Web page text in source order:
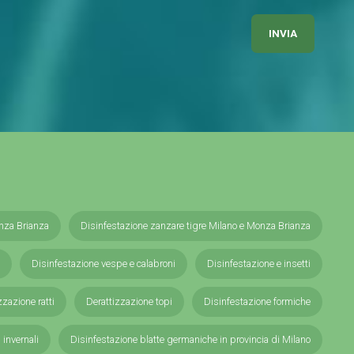
Disinfestazione zanzare tigre Milano e Monza Brianza
Brianza
Disinfestazione e insetti
Disinfestazione vespe e calabroni
Disinfestazione formiche
Derattizzazione topi
ratti
Disinfestazione blatte germaniche in provincia di Milano